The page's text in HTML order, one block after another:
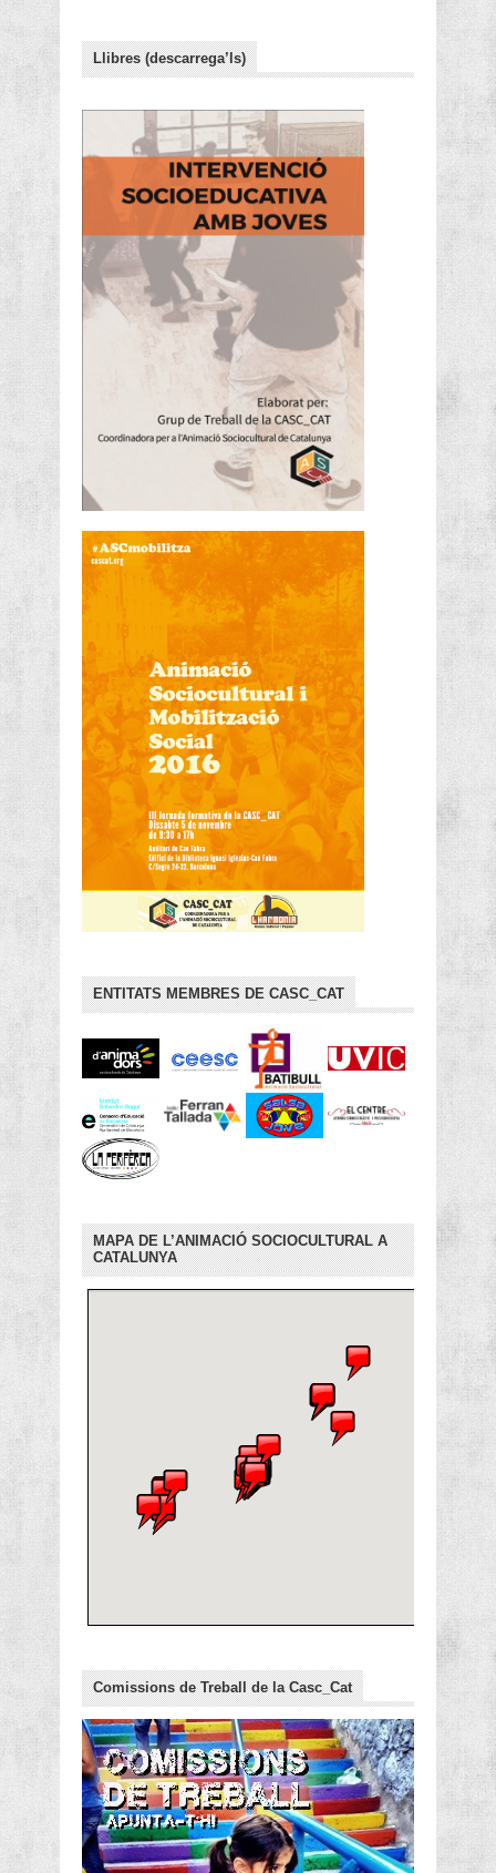
Llibres (descarrega’ls)
ENTITATS MEMBRES DE CASC_CAT
MAPA DE L’ANIMACIÓ SOCIOCULTURAL A
CATALUNYA
Comissions de Treball de la Casc_Cat